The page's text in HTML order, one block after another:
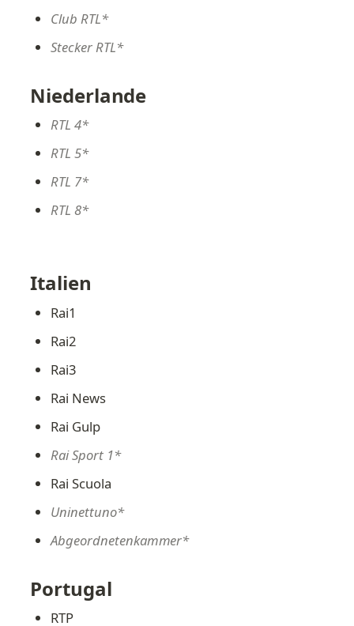
Club RTL*
Stecker RTL*
Niederlande
RTL 4*
RTL 5*
RTL 7*
RTL 8*
Italien
Rai1
Rai2
Rai3
Rai News
Rai Gulp
Rai Sport 1*
Rai Scuola
Uninettuno*
Abgeordnetenkammer*
Portugal
RTP